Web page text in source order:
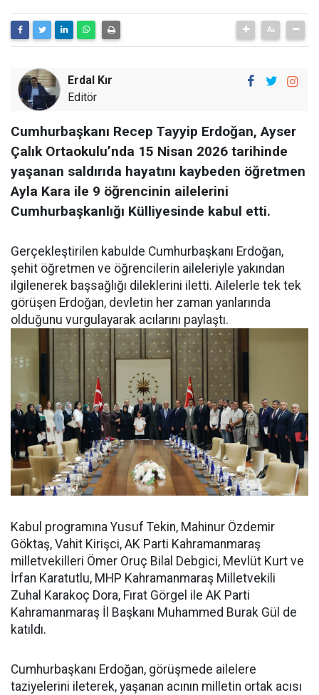
Erdal Kır
Editör
Cumhurbaşkanı Recep Tayyip Erdoğan, Ayser
Çalık Ortaokulu’nda 15 Nisan 2026 tarihinde
yaşanan saldırıda hayatını kaybeden öğretmen
Ayla Kara ile 9 öğrencinin ailelerini
Cumhurbaşkanlığı Külliyesinde kabul etti.
Gerçekleştirilen kabulde Cumhurbaşkanı Erdoğan,
şehit öğretmen ve öğrencilerin aileleriyle yakından
ilgilenerek başsağlığı dileklerini iletti. Ailelerle tek tek
görüşen Erdoğan, devletin her zaman yanlarında
olduğunu vurgulayarak acılarını paylaştı.
Kabul programına Yusuf Tekin, Mahinur Özdemir
Göktaş, Vahit Kirişci, AK Parti Kahramanmaraş
milletvekilleri Ömer Oruç Bilal Debgici, Mevlüt Kurt ve
İrfan Karatutlu, MHP Kahramanmaraş Milletvekili
Zuhal Karakoç Dora, Fırat Görgel ile AK Parti
Kahramanmaraş İl Başkanı Muhammed Burak Gül de
katıldı.
Cumhurbaşkanı Erdoğan, görüşmede ailelere
taziyelerini ileterek, yaşanan acının milletin ortak acısı